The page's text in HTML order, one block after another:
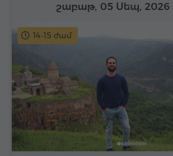
14-15 ժամ
շաբաթ, 05 Սեպ, 2026